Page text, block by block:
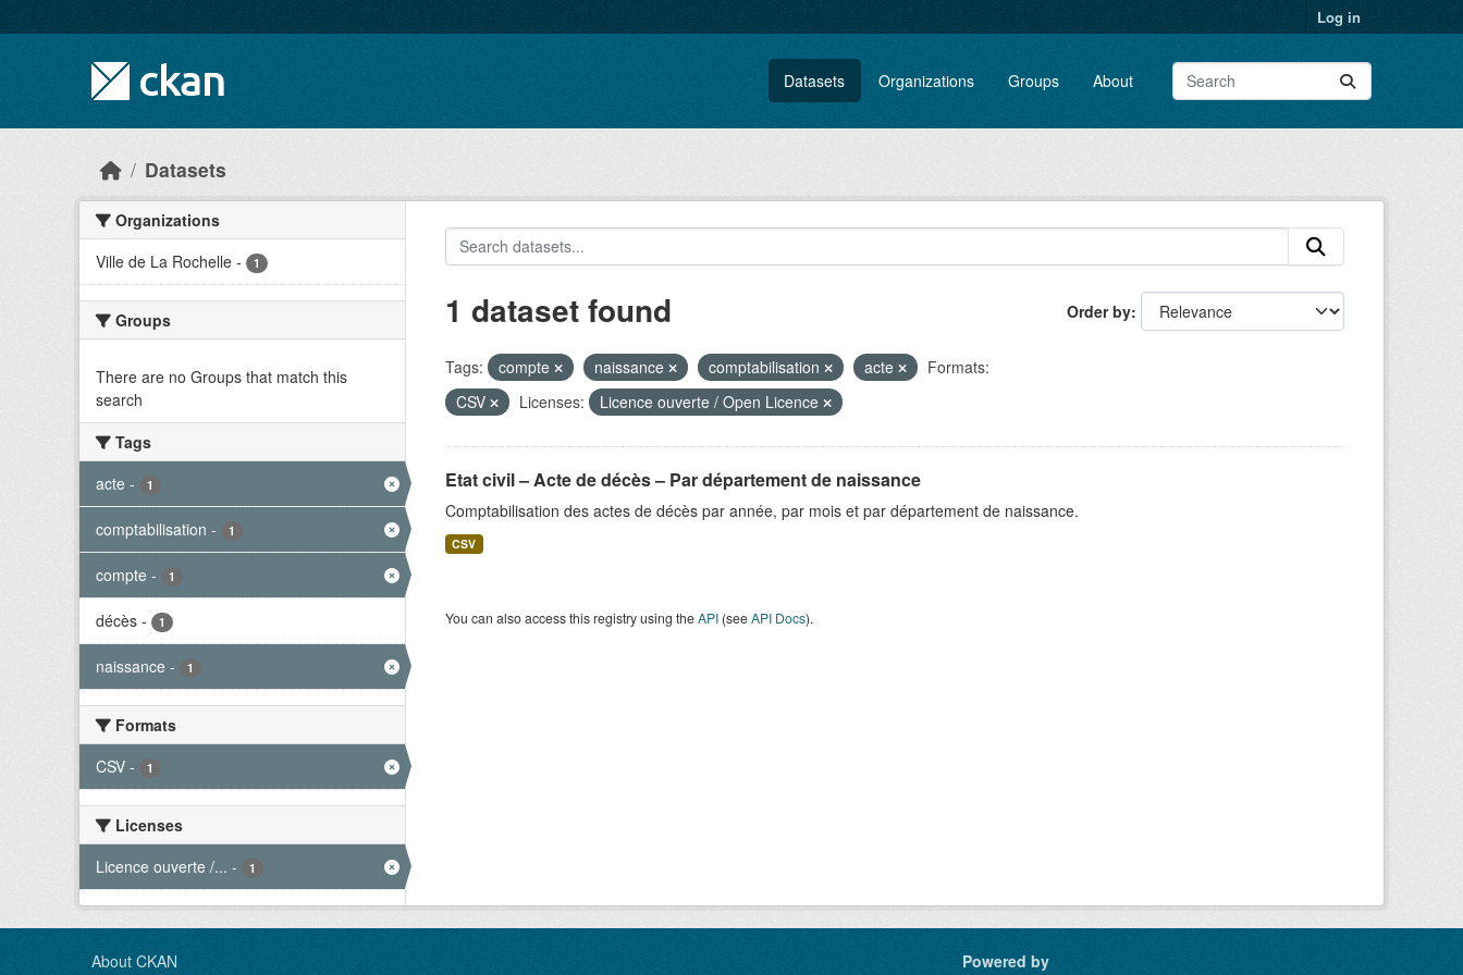
Log in
Datasets Organizations Groups About
Datasets
Organizations
Ville de La Rochelle - 1
Groups
There are no Groups that match this
search
Tags
acte - 1
comptabilisation - 1
compte - 1
décès - 1
naissance - 1
Formats
CSV - 1
Licenses
Licence ouverte /... - 1
Order by
1 dataset found
Tags: compte naissance comptabilisation acte
Formats:
CSV
Licenses: Licence ouverte / Open Licence
Etat civil – Acte de décès – Par département de naissance
Comptabilisation des actes de décès par année, par mois et par département de naissance.
CSV
You can also access this registry using theAPI(seeAPI Docs).
About CKAN Powered by